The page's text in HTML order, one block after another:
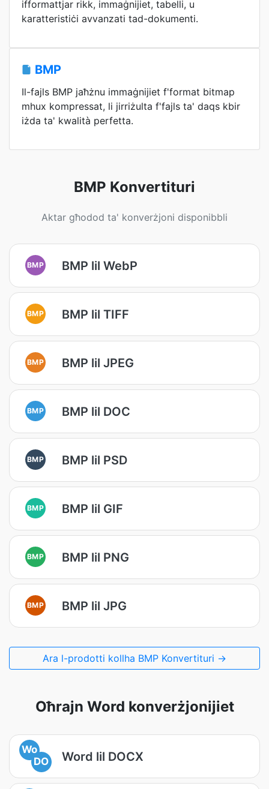
ifformattjar rikk, immaġnijiet, tabelli, u
karatteristiċi avvanzati tad-dokumenti.
BMP
Il-fajls BMP jaħżnu immaġnijiet f'format bitmap
mhux kompressat, li jirriżulta f'fajls ta' daqs kbir
iżda ta' kwalità perfetta.
BMP Konvertituri
Aktar għodod ta' konverżjoni disponibbli
BMP BMP lil WebP
BMP BMP lil TIFF
BMP BMP lil JPEG
BMP BMP lil DOC
BMP BMP lil PSD
BMP BMP lil GIF
BMP BMP lil PNG
BMP BMP lil JPG
Ara l-prodotti kollha BMP Konvertituri →
Oħrajn Word konverżjonijiet
Wo
DO
Word lil DOCX